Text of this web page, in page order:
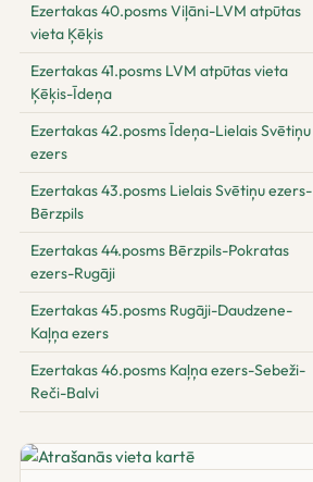
Ezertakas 40.posms Viļāni-LVM atpūtas
vieta Ķēķis
Ezertakas 41.posms LVM atpūtas vieta
Ķēķis-Īdeņa
Ezertakas 42.posms Īdeņa-Lielais Svētiņu
ezers
Ezertakas 43.posms Lielais Svētiņu ezers-
Bērzpils
Ezertakas 44.posms Bērzpils-Pokratas
ezers-Rugāji
Ezertakas 45.posms Rugāji-Daudzene-
Kaļņa ezers
Ezertakas 46.posms Kaļņa ezers-Sebeži-
Reči-Balvi